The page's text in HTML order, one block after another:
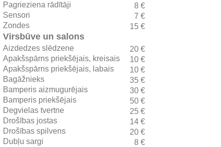
Pagrieziena rādītāji
8 €
Sensori
7 €
Zondes
15 €
Virsbūve un salons
Aizdedzes slēdzene
20 €
Apakšspārns priekšējais, kreisais
10 €
Apakšspārns priekšējais, labais
10 €
Bagāžnieks
35 €
Bamperis aizmugurējais
30 €
Bamperis priekšējais
50 €
Degvielas tvertne
25 €
Drošības jostas
14 €
Drošības spilvens
20 €
Dubļu sargi
8 €